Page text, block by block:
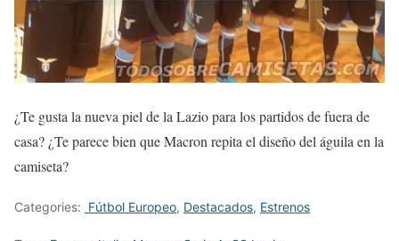
¿Te gusta la nueva piel de la Lazio para los partidos de fuera de
casa? ¿Te parece bien que Macron repita el diseño del águila en la
camiseta?
Categories: Fútbol Europeo, Destacados, Estrenos